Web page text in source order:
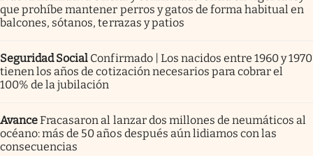
que prohíbe mantener perros y gatos de forma habitual en
balcones, sótanos, terrazas y patios
Seguridad Social Confirmado | Los nacidos entre 1960 y 1970
tienen los años de cotización necesarios para cobrar el
100% de la jubilación
AvanceFracasaron al lanzar dos millones de neumáticos al
océano: más de 50 años después aún lidiamos con las
consecuencias